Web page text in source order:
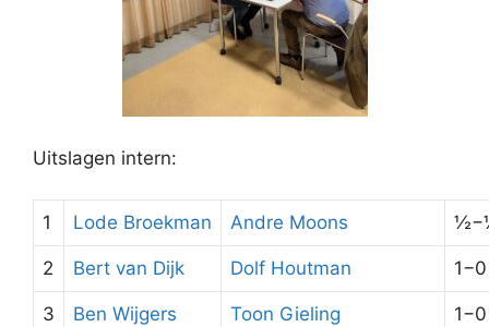
Uitslagen intern:
1 Lode Broekman Andre Moons
2 Bert van Dijk Dolf Houtman 1−0
3 Ben Wijgers Toon Gieling 1−0